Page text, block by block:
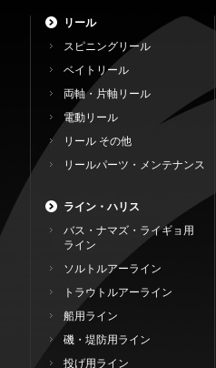
リール
スピニングリール
ベイトリール
両軸・片軸リール
電動リール
リール その他
リールパーツ・メンテナンス
ライン・ハリス
バス・ナマズ・ライギョ用
ライン
ソルトルアーライン
トラウトルアーライン
船用ライン
磯・堤防用ライン
投げ用ライン